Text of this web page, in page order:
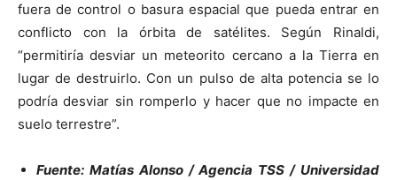
fuera de control o basura espacial que pueda entrar en
conflicto con la órbita de satélites. Según Rinaldi,
“permitiría desviar un meteorito cercano a la Tierra en
lugar de destruirlo. Con un pulso de alta potencia se lo
podría desviar sin romperlo y hacer que no impacte en
suelo terrestre”.
Fuente: Matías Alonso / Agencia TSS / Universidad